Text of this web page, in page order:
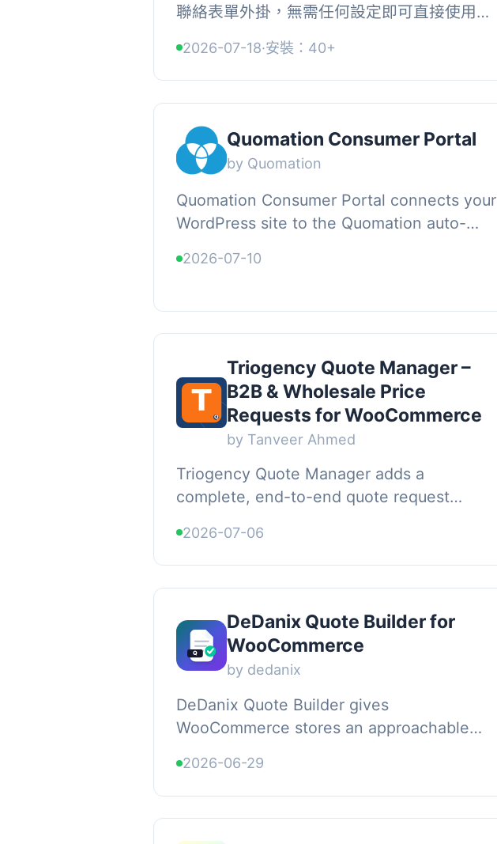
聯絡表單外掛，無需任何設定即可直接使用，
本的聯絡欄位並具備有效的防...
2026-07-18·安裝：40+
Quomation Consumer Portal
by Quomation
Quomation Consumer Portal connects your
WordPress site to the Quomation auto-
ID once in the plugin settings...
2026-07-10
Triogency Quote Manager –
B2B & Wholesale Price
Requests for WooCommerce
by Tanveer Ahmed
Triogency Quote Manager adds a
complete, end-to-end quote request
WooCommerce stores. Instead of buying at
liste...
2026-07-06
DeDanix Quote Builder for
WooCommerce
by dedanix
DeDanix Quote Builder gives
WooCommerce stores an approachable
customers to assemble requests through a
plain, ...
2026-06-29